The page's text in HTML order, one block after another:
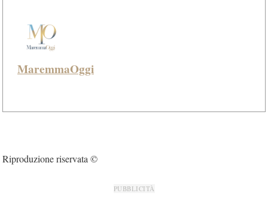
MaremmaOggi
Riproduzione riservata ©
PUBBLICITÀ